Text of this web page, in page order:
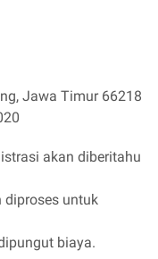
Jawa Timur 66218
akan diberitahu
diproses untuk
biaya.